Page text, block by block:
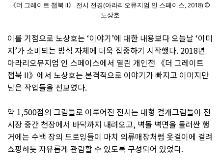
《더 그레이트 챕북 II》 전시 전경(아라리오뮤지엄 인 스페이스, 2018) ©
노상호
이를 기점으로 노상호는 ‘이야기’에 대한 내용보다 오늘날 ‘이미
지’가 소비되는 방식 자체에 더욱 집중하기 시작했다. 2018년
아라리오뮤지엄 인 스페이스에서 열린 개인전 《더 그레이트
챕북 II》에서 노상호는 본격적으로 이야기가 빠지고 이미지만
남은 작업들을 선보였다.
약 1,500점의 그림들로 이루어진 전시는 대형 걸개그림들이 전
시장 중간 천장에서 바닥까지 내려오고, 벽돌 벽면을 둘러싼 행
거에는 수백 장의 드로잉들이 마치 의류매장처럼 옷걸이에 걸려
쇼핑하듯 자유롭게 관람할 수 있도록 구성되어 있었다.